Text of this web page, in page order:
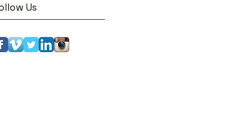
Us